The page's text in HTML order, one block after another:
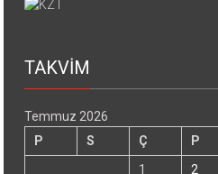
TAKVİM
Temmuz 2026
P
S Ç P
1
2